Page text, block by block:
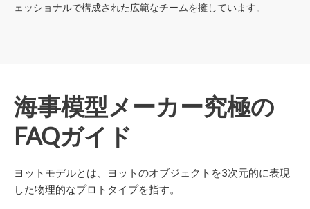
ェッショナルで構成された広範なチームを擁しています。
海事模型メーカー究極の
FAQガイド
ヨットモデルとは、ヨットのオブジェクトを3次元的に表現
した物理的なプロトタイプを指す。